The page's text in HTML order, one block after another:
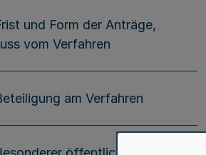
und Form der Anträge,
vom Verfahren
am Verfahren